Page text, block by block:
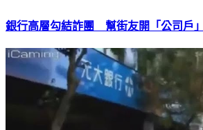
銀行高層勾結詐團 幫街友開「公司戶